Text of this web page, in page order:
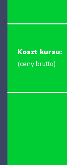
Koszt kursu:
(ceny brutto)